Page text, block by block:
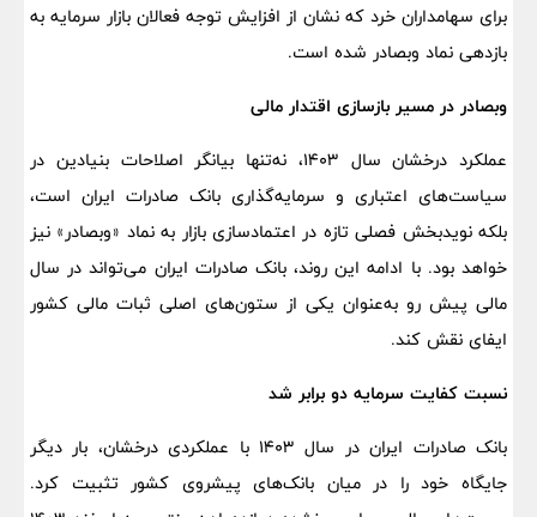
برای سهامداران خرد که نشان از افزایش توجه فعالان بازار سرمایه به
بازدهی نماد وبصادر شده است.
وبصادر در مسیر بازسازی اقتدار مالی
عملکرد درخشان سال ۱۴۰۳، نه‌تنها بیانگر اصلاحات بنیادین در
سیاست‌های اعتباری و سرمایه‌گذاری بانک صادرات ایران است،
بلکه نویدبخش فصلی تازه در اعتمادسازی بازار به نماد «وبصادر» نیز
خواهد بود. با ادامه این روند، بانک صادرات ایران می‌تواند در سال
مالی پیش رو به‌عنوان یکی از ستون‌های اصلی ثبات مالی کشور
ایفای نقش کند.
نسبت کفایت سرمایه دو برابر شد
بانک صادرات ایران در سال ۱۴۰۳ با عملکردی درخشان، بار دیگر
جایگاه خود را در میان بانک‌های پیشروی کشور تثبیت کرد.